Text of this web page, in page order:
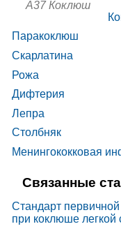
✚A36 Дифтерия
A38 Скарлатина
✚
✚A40
✚A48 Другие
✚ A49
A37 Коклюш
Паракоклюш
Скарлатина
Рожа
Дифтерия
Лепра
Столбняк
Менингококковая
Связанные
Стандарт
при коклюше легкой